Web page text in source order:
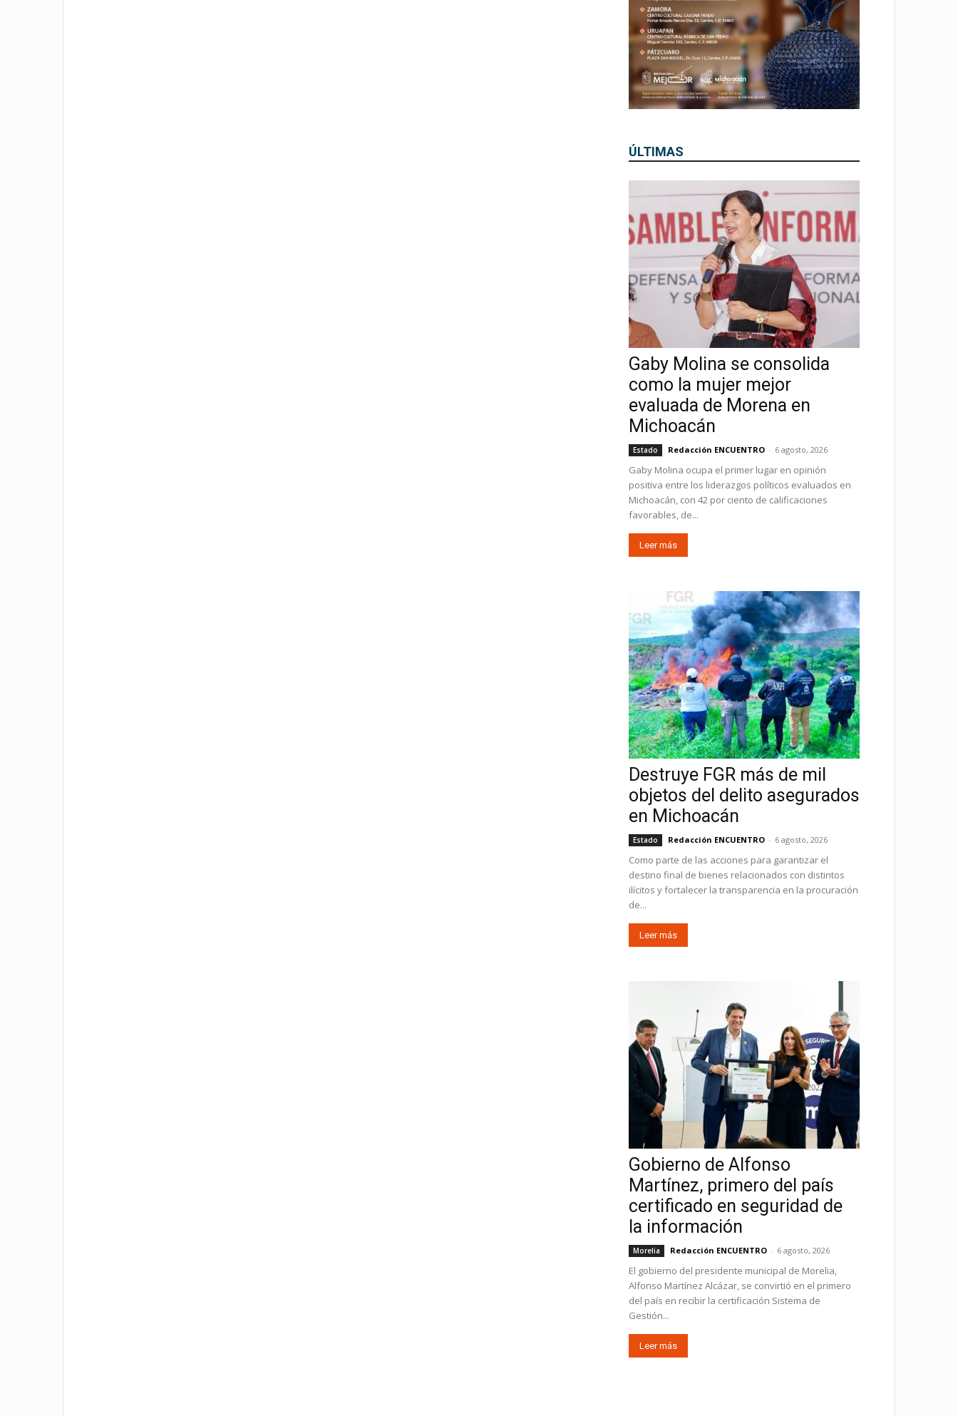
ÚLTIMAS
Gaby Molina se consolida
como la mujer mejor
evaluada de Morena en
Michoacán
Estado Redacción ENCUENTRO - 6 agosto, 2026
Gaby Molina ocupa el primer lugar en opinión
positiva entre los liderazgos políticos evaluados en
Michoacán, con 42 por ciento de calificaciones
favorables, de...
Leer más
Destruye FGR más de mil
objetos del delito asegurados
en Michoacán
Estado Redacción ENCUENTRO - 6 agosto, 2026
Como parte de las acciones para garantizar el
destino final de bienes relacionados con distintos
ilícitos y fortalecer la transparencia en la procuración
de...
Leer más
Gobierno de Alfonso
Martínez, primero del país
certificado en seguridad de
la información
Morelia Redacción ENCUENTRO - 6 agosto, 2026
El gobierno del presidente municipal de Morelia,
Alfonso Martínez Alcázar, se convirtió en el primero
del país en recibir la certificación Sistema de
Gestión...
Leer más